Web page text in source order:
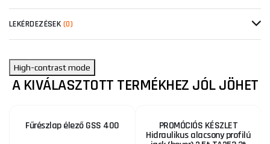
LEKÉRDEZÉSEK (0)
High-contrast mode
A KIVÁLASZTOTT TERMÉKHEZ JÓL JÖHET
Fűrészlap élező GSS 400 PROMÓCIÓS KÉSZLET
Hidraulikus alacsony profilú